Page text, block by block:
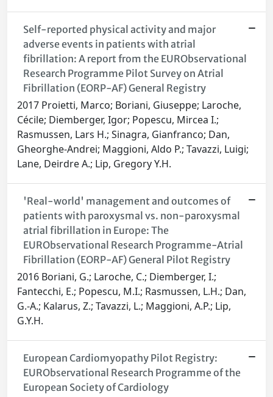
Self-reported physical activity and major
adverse events in patients with atrial
fibrillation: A report from the EURObservational
Research Programme Pilot Survey on Atrial
Fibrillation (EORP-AF) General Registry
2017 Proietti, Marco; Boriani, Giuseppe; Laroche,
Cécile; Diemberger, Igor; Popescu, Mircea I.;
Rasmussen, Lars H.; Sinagra, Gianfranco; Dan,
Gheorghe-Andrei; Maggioni, Aldo P.; Tavazzi, Luigi;
Lane, Deirdre A.; Lip, Gregory Y.H.
'Real-world' management and outcomes of
patients with paroxysmal vs. non-paroxysmal
atrial fibrillation in Europe: The
EURObservational Research Programme-Atrial
Fibrillation (EORP-AF) General Pilot Registry
2016 Boriani, G.; Laroche, C.; Diemberger, I.;
Fantecchi, E.; Popescu, M.I.; Rasmussen, L.H.; Dan,
G.-A.; Kalarus, Z.; Tavazzi, L.; Maggioni, A.P.; Lip,
G.Y.H.
European Cardiomyopathy Pilot Registry:
EURObservational Research Programme of the
European Society of Cardiology